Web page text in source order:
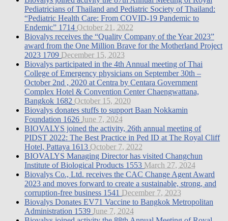
Pediatricians of Thailand and Pediatric Society of Thailand:
“Pediatric Health Care: From COVID-19 Pandemic to
Endemic” 1714 October 21, 2022
Biovalys receives the “Quality Company of the Year 2023”
award from the One Million Brave for the Motherland Project
2023 1709 December 15, 2023
Biovalys participated in the 4th Annual meeting of Thai
College of Emergency physicians on September 30th –
October 2nd , 2020 at Centra by Centara Government
Complex Hotel & Convention Center Chaengwattana,
Bangkok 1682 October 15, 2020
Biovalys donates stuffs to support Baan Nokkamin
Foundation 1626 June 7, 2024
BIOVALYS joined the activity, 26th annual meeting of
PIDST 2022: The Best Practice in Ped ID at The Royal Cliff
Hotel, Pattaya 1613 October 7, 2022
BIOVALYS Managing Director has visited Changchun
Institute of Biological Products 1553 March 27, 2024
Biovalys Co., Ltd. receives the CAC Change Agent Award
2023 and moves forward to create a sustainable, strong, and
corruption-free business 1541 December 7, 2023
Biovalys Donates EV71 Vaccine to Bangkok Metropolitan
Administration 1539 June 7, 2024